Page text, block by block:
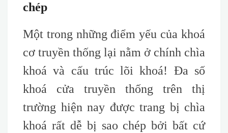
chép
Một trong những điểm yếu của khoá
cơ truyền thống lại nằm ở chính chìa
khoá và cấu trúc lõi khoá! Đa số
khoá cửa truyền thống trên thị
trường hiện nay được trang bị chìa
khoá rất dễ bị sao chép bởi bất cứ